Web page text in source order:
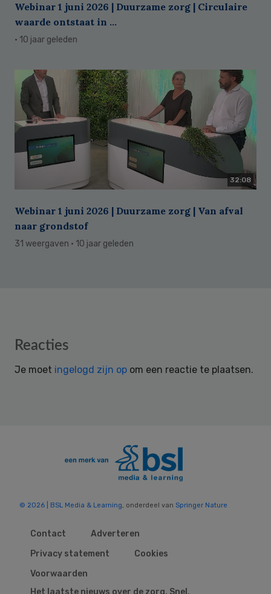
Webinar 1 juni 2026 | Duurzame zorg | Circulaire
waarde ontstaat in ...
· 10 jaar geleden
32:08
Webinar 1 juni 2026 | Duurzame zorg | Van afval
naar grondstof
31 weergaven · 10 jaar geleden
Reader
Reacties
Je moet ingelogd zijn op om een reactie te plaatsen.
© 2026 | BSL Media & Learning, onderdeel van Springer Nature
Contact
Adverteren
Privacy statement
Cookies
Voorwaarden
Het laatste nieuws over de zorg. Snel,